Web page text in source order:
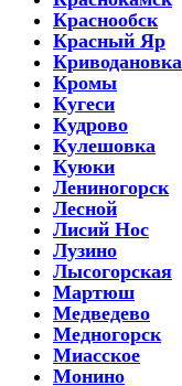
Краснообск
Красный Яр
Криводановка
Кромы
Кугеси
Кудрово
Кулешовка
Куюки
Лениногорск
Лесной
Лисий Нос
Лузино
Лысогорская
Мартюш
Медведево
Медногорск
Миасское
Монино